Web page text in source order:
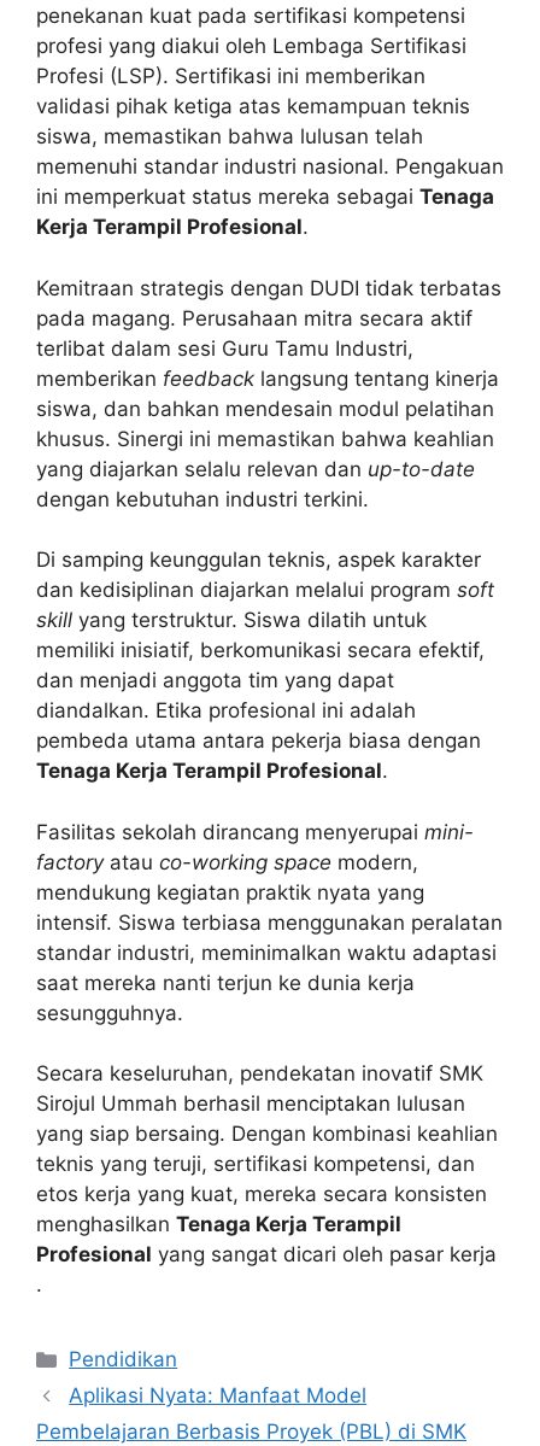
penekanan kuat pada sertifikasi kompetensi
profesi yang diakui oleh Lembaga Sertifikasi
Profesi (LSP). Sertifikasi ini memberikan
validasi pihak ketiga atas kemampuan teknis
siswa, memastikan bahwa lulusan telah
memenuhi standar industri nasional. Pengakuan
ini memperkuat status mereka sebagai Tenaga
Kerja Terampil Profesional.
Kemitraan strategis dengan DUDI tidak terbatas
pada magang. Perusahaan mitra secara aktif
terlibat dalam sesi Guru Tamu Industri,
memberikan feedback langsung tentang kinerja
siswa, dan bahkan mendesain modul pelatihan
khusus. Sinergi ini memastikan bahwa keahlian
yang diajarkan selalu relevan dan up-to-date
dengan kebutuhan industri terkini.
Di samping keunggulan teknis, aspek karakter
dan kedisiplinan diajarkan melalui program soft
skill yang terstruktur. Siswa dilatih untuk
memiliki inisiatif, berkomunikasi secara efektif,
dan menjadi anggota tim yang dapat
diandalkan. Etika profesional ini adalah
pembeda utama antara pekerja biasa dengan
Tenaga Kerja Terampil Profesional.
Fasilitas sekolah dirancang menyerupai mini-
factoryatau co-working space modern,
mendukung kegiatan praktik nyata yang
intensif. Siswa terbiasa menggunakan peralatan
standar industri, meminimalkan waktu adaptasi
saat mereka nanti terjun ke dunia kerja
sesungguhnya.
Secara keseluruhan, pendekatan inovatif SMK
Sirojul Ummah berhasil menciptakan lulusan
yang siap bersaing. Dengan kombinasi keahlian
teknis yang teruji, sertifikasi kompetensi, dan
etos kerja yang kuat, mereka secara konsisten
menghasilkan Tenaga Kerja Terampil
Profesional yang sangat dicari oleh pasar kerja
.
Kategori
Pendidikan
Aplikasi Nyata: Manfaat Model
Pembelajaran Berbasis Proyek (PBL) di SMK